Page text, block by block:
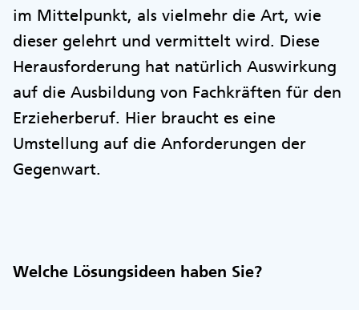
im Mittelpunkt, als vielmehr die Art, wie
dieser gelehrt und vermittelt wird. Diese
Herausforderung hat natürlich Auswirkung
auf die Ausbildung von Fachkräften für den
Erzieherberuf. Hier braucht es eine
Umstellung auf die Anforderungen der
Gegenwart.
Welche Lösungsideen haben Sie?